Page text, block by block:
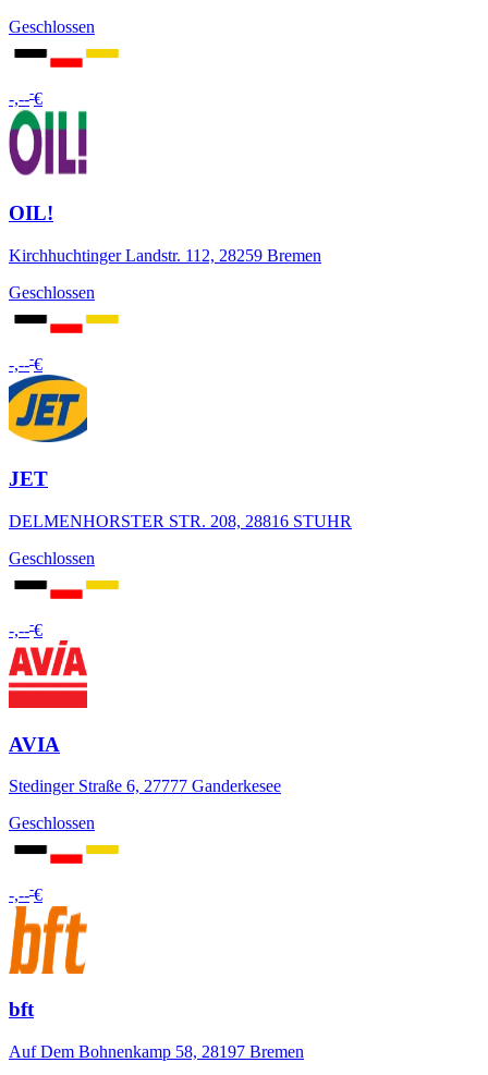
Geschlossen
-,---€
OIL!
Kirchhuchtinger Landstr. 112, 28259 Bremen
Geschlossen
-,---€
JET
DELMENHORSTER STR. 208, 28816 STUHR
Geschlossen
-,---€
AVIA
Stedinger Straße 6, 27777 Ganderkesee
Geschlossen
-,---€
bft
Auf Dem Bohnenkamp 58, 28197 Bremen